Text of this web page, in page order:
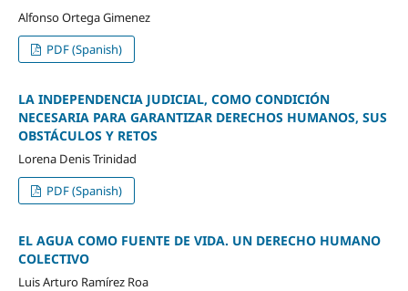
Alfonso Ortega Gimenez
PDF (Spanish)
LA INDEPENDENCIA JUDICIAL, COMO CONDICIÓN
NECESARIA PARA GARANTIZAR DERECHOS HUMANOS, SUS
OBSTÁCULOS Y RETOS
Lorena Denis Trinidad
PDF (Spanish)
EL AGUA COMO FUENTE DE VIDA. UN DERECHO HUMANO
COLECTIVO
Luis Arturo Ramírez Roa